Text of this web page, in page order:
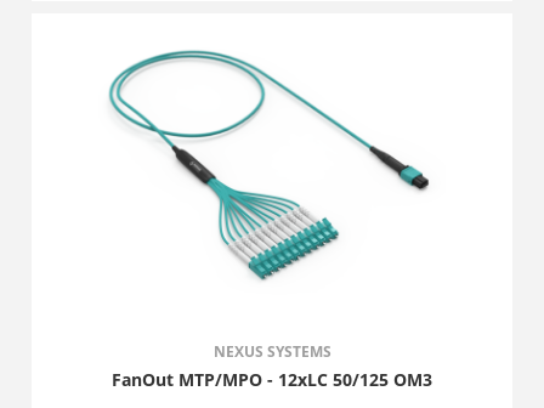
NEXUS SYSTEMS
FanOut MTP/MPO - 12xLC 50/125 OM3